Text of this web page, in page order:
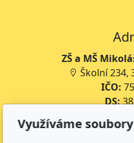
ZŠ a MŠ
Školní 234,
IČO:
DS:
Číslo účtu
Využíváme